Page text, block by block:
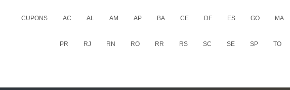
CUPONS AC AL AM AP BA CE DF ES GO MA
PR RJ RN RO RR RS SC SE SP TO